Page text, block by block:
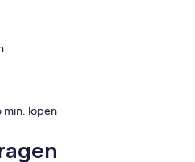
Cocktail Club - ‬6 min. lopen